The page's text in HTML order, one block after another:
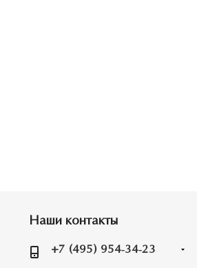
Наши контакты
+7 (495) 954-34-23